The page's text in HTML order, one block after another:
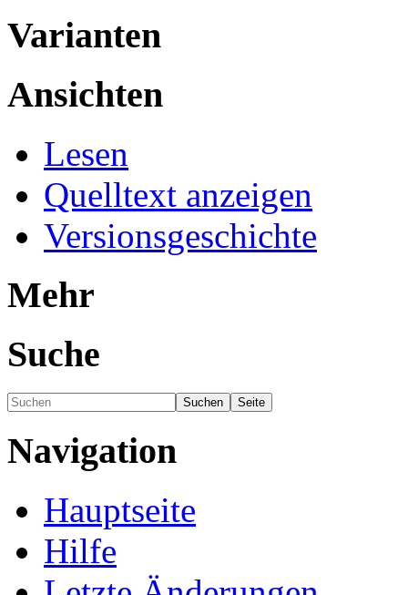
Varianten
Ansichten
Lesen
Quelltext anzeigen
Versionsgeschichte
Mehr
Suche
Navigation
Hauptseite
Hilfe